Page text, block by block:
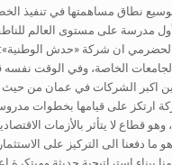
نطاق مساهمتها في تنفيذ
مدرسة على مستوى العالم
الخاصة، وفي الوقت
اكبر الشركات في عمان من
ارتكز على قيامها بخطوات
وهو قطاع لا يتأثر بالأزمات
وهو ما دفعنا الى التركيز على